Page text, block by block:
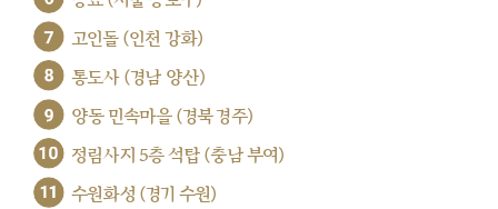
7 고인돌 (인천 강화)
8 통도사 (경남 양산)
9 양동 민속마을 (경북 경주)
10 정림사지 5층 석탑 (충남 부여)
11 수원화성 (경기 수원)